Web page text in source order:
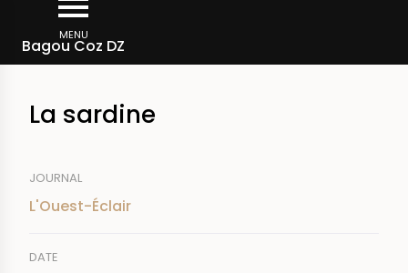
main
MENU
Bagou Coz DZ
Breadcrumb
La sardine
JOURNAL
L'Ouest-Éclair
DATE